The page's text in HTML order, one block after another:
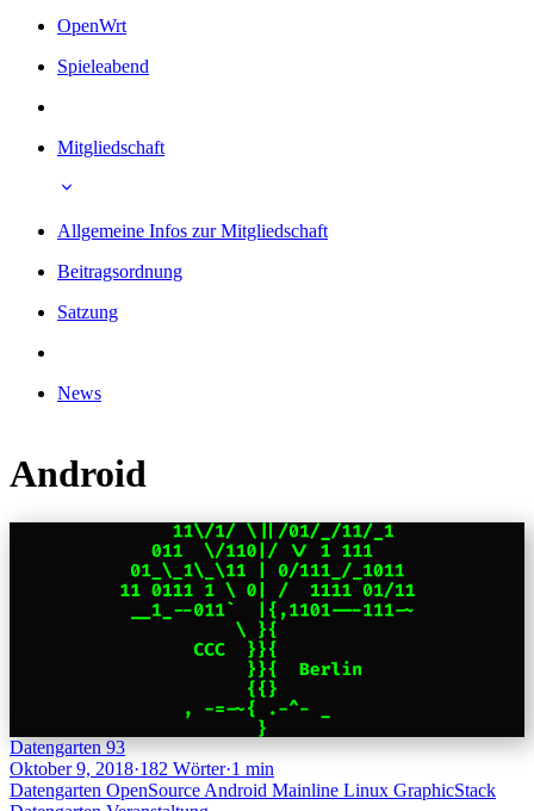
OpenWrt
Spieleabend
Mitgliedschaft
Allgemeine Infos zur Mitgliedschaft
Beitragsordnung
Satzung
News
Android
Datengarten 93
Oktober 9, 2018·182 Wörter·1 min
Datengarten OpenSource Android Mainline Linux GraphicStack